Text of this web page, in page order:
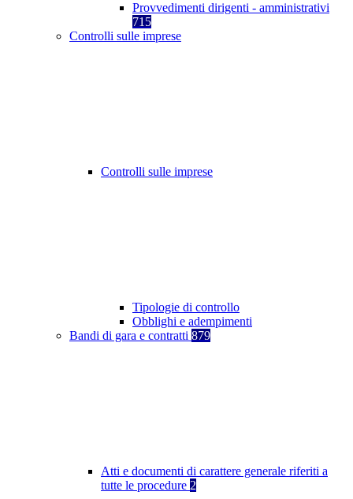
Provvedimenti dirigenti - amministrativi
715
Controlli sulle imprese
Controlli sulle imprese
Tipologie di controllo
Obblighi e adempimenti
Bandi di gara e contratti 879
Atti e documenti di carattere generale riferiti a
tutte le procedure 2